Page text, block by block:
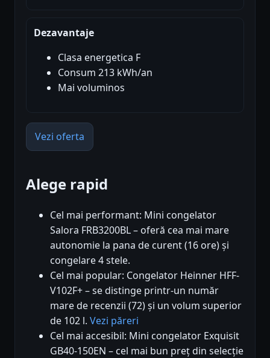
Dezavantaje
Clasa energetica F
Consum 213 kWh/an
Mai voluminos
Vezi oferta
Alege rapid
Cel mai performant: Mini congelator
Salora FRB3200BL – oferă cea mai mare
autonomie la pana de curent (16 ore) și
congelare 4 stele.
Cel mai popular: Congelator Heinner HFF-
V102F+ – se distinge printr-un număr
mare de recenzii (72) și un volum superior
de 102 l. Vezi păreri
Cel mai accesibil: Mini congelator Exquisit
GB40-150EN – cel mai bun preț din selecție